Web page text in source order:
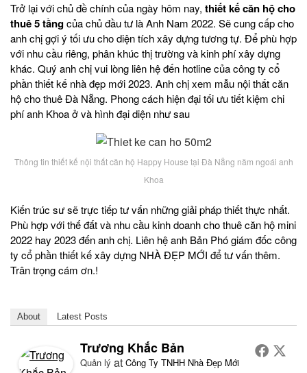
Trở lại với chủ đề chính của ngày hôm nay, thiết kế căn hộ cho
thuê 5 tầngcủa chủ đầu tư là Anh Nam 2022. Sẽ cung cấp cho
anh chị gợi ý tối ưu cho diện tích xây dựng tương tự. Để phù hợp
với nhu cầu riêng, phân khúc thị trường và kinh phí xây dựng
khác. Quý anh chị vui lòng liên hệ đến hotline của công ty cổ
phần thiết kế nhà đẹp mới 2023. Anh chị xem mẫu nội thất căn
hộ cho thuê Đà Nẵng. Phong cách hiện đại tối ưu tiết kiệm chi
phí anh Khoa ở và hình đại diện như sau
Thông tin thiết kế nội thất căn hộ Happy House tại Đà Nẵng năm ngoái anh
Khoa
Kiến trúc sư sẽ trực tiếp tư vấn những giải pháp thiết thực nhất.
Phù hợp với thế đất và nhu cầu kinh doanh cho thuê căn hộ mini
2022 hay 2023 đến anh chị. Liên hệ anh Bản Phó giám đốc công
ty cổ phần thiết kế xây dựng NHÀ ĐẸP MỚI để tư vấn thêm.
Trân trọng cám ơn.!
About Latest Posts
Trương Khắc Bản
Quản lý at Công Ty TNHH Nhà Đẹp Mới